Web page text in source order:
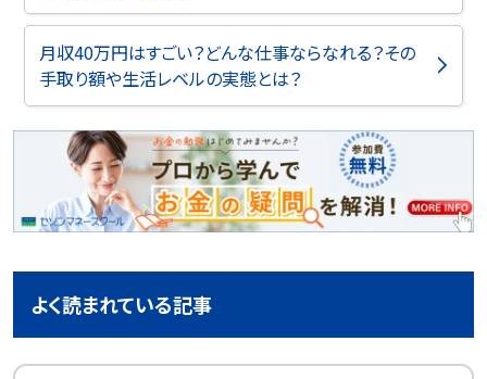
月収40万円はすごい？どんな仕事ならなれる？その
手取り額や生活レベルの実態とは？
よく読まれている記事